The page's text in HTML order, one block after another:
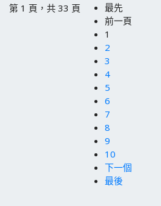
第 1 頁，共 33 頁
最先
前一頁
1
2
3
4
5
6
7
8
9
10
下一個
最後